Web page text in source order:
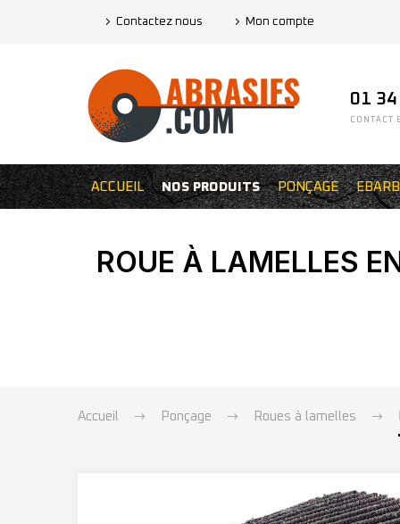
Contactez nous Mon compte
01
CONTACT
ACCUEIL NOS PRODUITS PONÇAGE
ROUE À LAMELLES
Accueil Ponçage Roues à lamelles